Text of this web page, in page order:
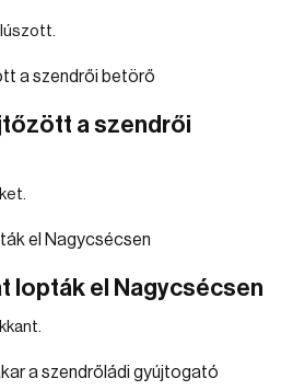
a szendrői
lopták el Nagycsécsen